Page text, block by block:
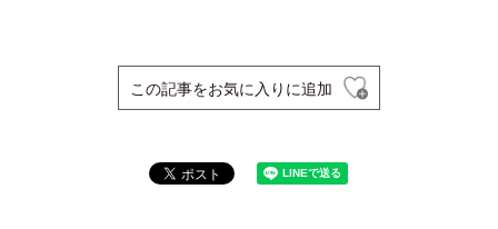
この記事をお気に入りに追加